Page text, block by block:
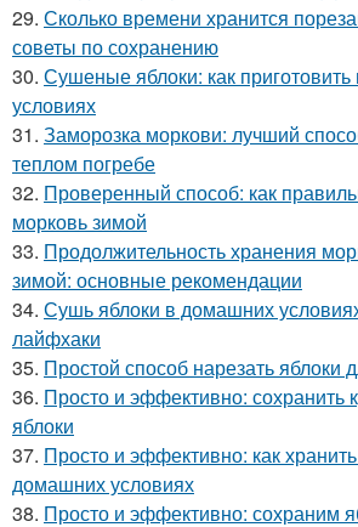
29. Сколько времени хранится
советы по сохранению
30. Сушеные яблоки: как
условиях
31. Заморозка моркови: лучший
теплом погребе
32. Проверенный способ: как
морковь зимой
33. Продолжительность хранения
зимой: основные рекомендации
34. Сушь яблоки в домашних
лайфхаки
35. Простой способ нарезать яблоки
36. Просто и эффективно: сохранить
яблоки
37. Просто и эффективно: как
домашних условиях
38. Просто и эффективно: сохраним